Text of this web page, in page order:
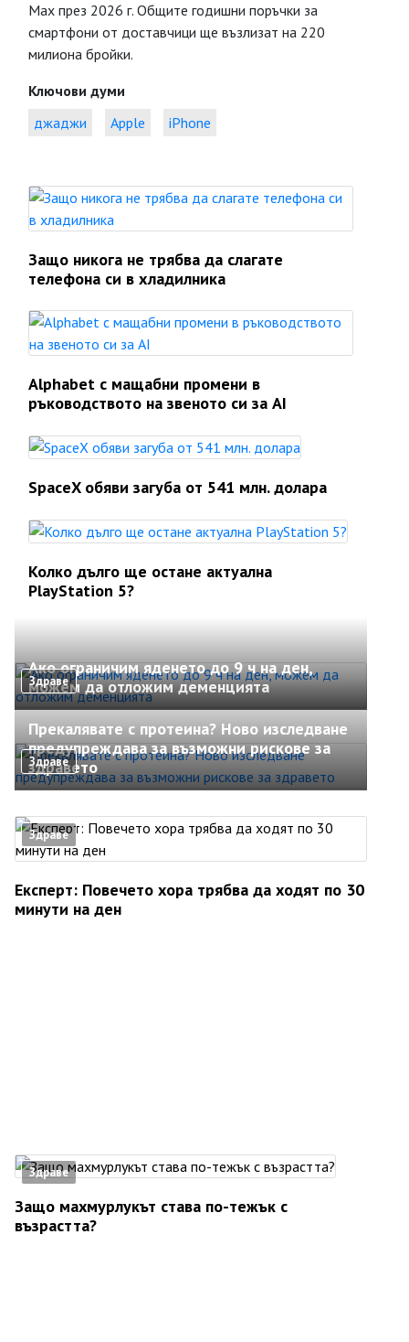
Max през 2026 г. Общите годишни поръчки за
смартфони от доставчици ще възлизат на 220
милиона бройки.
Ключови думи
джаджи
Apple iPhone
Защо никога не трябва да слагате
телефона си в хладилника
Alphabet с мащабни промени в
ръководството на звеното си за AI
SpaceX обяви загуба от 541 млн. долара
Колко дълго ще остане актуална
PlayStation 5?
Здраве
Ако ограничим яденето до 9 ч на ден,
можем да отложим деменцията
Здраве
Прекалявате с протеина? Ново изследване
предупреждава за възможни рискове за
здравето
Здраве
Експерт: Повечето хора трябва да ходят по 30
минути на ден
Здраве
Защо махмурлукът става по-тежък с
възрастта?